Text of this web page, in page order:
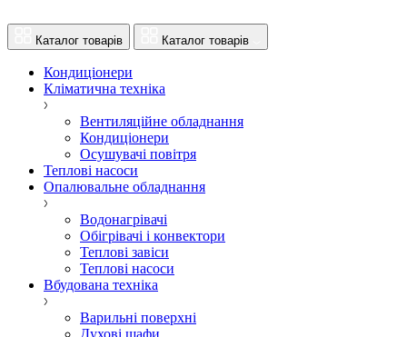
Каталог товарів Каталог товарів
Кондиціонери
Кліматична техніка
Вентиляційне обладнання
Кондиціонери
Осушувачі повітря
Теплові насоси
Опалювальне обладнання
Водонагрівачі
Обігрівачі і конвектори
Теплові завіси
Теплові насоси
Вбудована техніка
Варильні поверхні
Духові шафи